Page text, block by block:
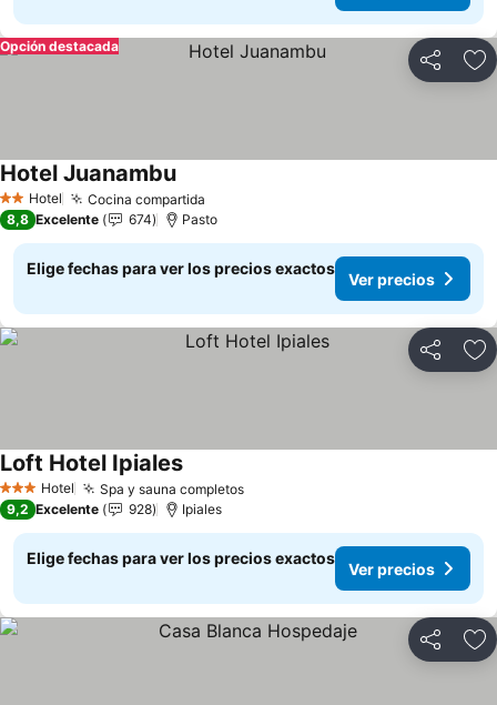
Compartir
Opción destacada
2 Estrellas
Hotel Cocina compartida
Hotel JuanambuVer precios
8,8 Excelente 674 Pasto
Elige fechas para ver los precios exactos
Ver precios
Compartir
3 Estrellas
Hotel Spa y sauna completosVer precios
Loft Hotel IpialesVer precios
9,2 Excelente 928 Ipiales
Elige fechas para ver los precios exactos
Ver precios
Compartir